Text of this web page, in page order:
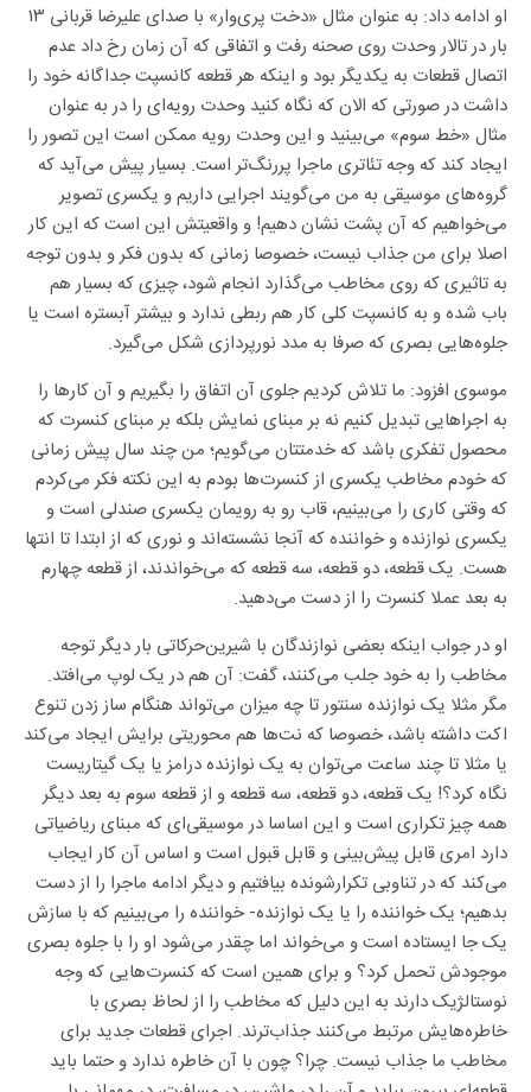
او ادامه داد: به عنوان مثال «دخت پری‌وار» با صدای علیرضا قربانی ۱۳
بار در تالار وحدت روی صحنه رفت و اتفاقی که آن زمان رخ داد عدم
اتصال قطعات به یکدیگر بود و اینکه هر قطعه کانسپت جداگانه خود را
داشت در صورتی که الان که نگاه کنید وحدت رویه‌ای را در به عنوان
مثال «خط سوم» می‌بینید و این وحدت رویه ممکن است این تصور را
ایجاد کند که وجه تئاتری ماجرا پررنگ‌تر است. بسیار پیش می‌آید که
گروه‌های موسیقی به من می‌گویند اجرایی داریم و یکسری تصویر
می‌خواهیم که آن پشت نشان دهیم! و واقعیتش این است که این کار
اصلا برای من جذاب نیست، خصوصا زمانی که بدون فکر و بدون توجه
به تاثیری که روی مخاطب می‌گذارد انجام شود، چیزی که بسیار هم
باب شده و به کانسپت کلی کار هم ربطی ندارد و بیشتر آبستره است یا
جلوه‌هایی بصری که صرفا به مدد نورپردازی شکل می‌گیرد.
موسوی افزود: ما تلاش کردیم جلوی آن اتفاق را بگیریم و آن کارها را
به اجراهایی تبدیل کنیم نه بر مبنای نمایش بلکه بر مبنای کنسرت که
محصول تفکری باشد که خدمتتان می‌گویم؛ من چند سال پیش زمانی
که خودم مخاطب یکسری از کنسرت‌ها بودم به این نکته فکر می‌کردم
که وقتی کاری را می‌بینیم، قاب رو به رویمان یکسری صندلی است و
یکسری نوازنده و خواننده که آنجا نشسته‌اند و نوری که از ابتدا تا انتها
هست. یک قطعه، دو قطعه، سه قطعه که می‌خواندند، از قطعه چهارم
به بعد عملا کنسرت را از دست می‌دهید.
او در جواب اینکه بعضی نوازندگان با شیرین‌حرکاتی بار دیگر توجه
مخاطب را به خود جلب می‌کنند، گفت: آن هم در یک لوپ می‌افتد.
مگر مثلا یک نوازنده سنتور تا چه میزان می‌تواند هنگام ساز زدن تنوع
اکت داشته باشد، خصوصا که نت‌ها هم محوریتی برایش ایجاد می‌کند
یا مثلا تا چند ساعت می‌توان به یک نوازنده درامز یا یک گیتاریست
نگاه کرد؟! یک قطعه، دو قطعه، سه قطعه و از قطعه سوم به بعد دیگر
همه چیز تکراری است و این اساسا در موسیقی‌ای که مبنای ریاضیاتی
دارد امری قابل پیش‌بینی و قابل قبول است و اساس آن کار ایجاب
می‌کند که در تناوبی تکرارشونده بیافتیم و دیگر ادامه ماجرا را از دست
بدهیم؛ یک خواننده را یا یک نوازنده- خواننده را می‌بینیم که با سازش
یک جا ایستاده است و می‌خواند اما چقدر می‌شود او را با جلوه بصری
موجودش تحمل کرد؟ و برای همین است که کنسرت‌هایی که وجه
نوستالژیک دارند به این دلیل که مخاطب را از لحاظ بصری با
خاطره‌هایش مرتبط می‌کنند جذاب‌ترند. اجرای قطعات جدید برای
مخاطب ما جذاب نیست. چرا؟ چون با آن خاطره ندارد و حتما باید